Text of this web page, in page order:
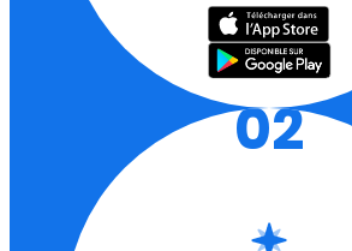
02